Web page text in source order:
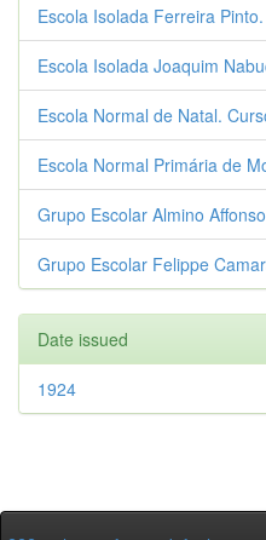
Escola Isolada Ferreira
Escola Isolada Joaquim
Escola Normal de Natal.
Escola Normal Primária de
Grupo Escolar Almino
Grupo Escolar Felippe
Date issued
1924